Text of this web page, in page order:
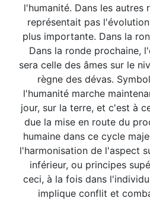
l'humanité. Dans les autres
représentait pas
plus importante. Dans la
Dans la ronde prochaine,
sera celle des âmes sur le
règne des dévas.
l'humanité marche
jour, sur la terre, et c'est à
due la mise en route du
humaine dans ce cycle
l'harmonisation de l'aspect
inférieur, ou principes
ceci, à la fois dans
implique conflit et